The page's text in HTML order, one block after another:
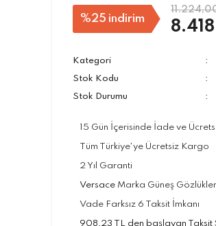
%25 indirim
Kategori
Stok Kodu
Stok Durumu
15 Gün İçerisinde İade ve
Tüm Türkiye'ye Ücretsiz Kargo
2 Yıl Garanti
Versace Marka Güneş
Vade Farksız 6 Taksit İmkanı
908,23 TL den başlayan Taksit